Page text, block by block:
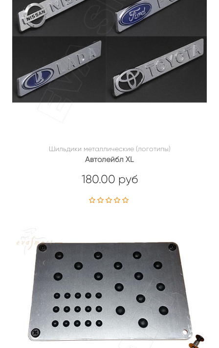
Шильдики металлические (логотипы)
Автолейбл XL
180.00 руб